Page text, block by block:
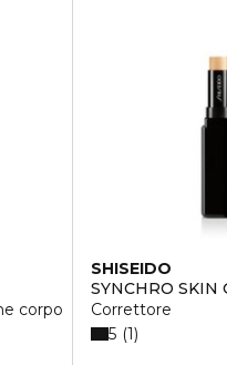
corpo
SHISEIDO
SYNCHRO SKIN
Correttore
5 1